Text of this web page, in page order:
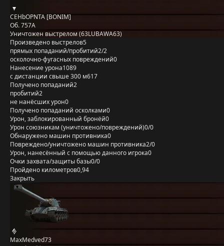
CEHbOPNTA [BONIM]
Об. 757А
Уничтожен выстрелом (63LUBAWA63)
Произведено выстрелов5
прямых попаданий/пробитий2/2
осколочно-фугасных повреждений0
Нанесение урона1089
с дистанции свыше 300 м617
Получено попаданий2
пробитий2
не нанёсших урон0
Получено попаданий осколками0
Урон, заблокированный бронёй0
Урон союзникам (уничтожено/повреждений)0/0
Обнаружено машин противника0
Повреждено/уничтожено машин противника2/0
Урон, нанесённый с помощью данного игрока0
Очки захвата/защиты базы0/0
Пройдено километров0,94
Закрыть
MaxMedved73